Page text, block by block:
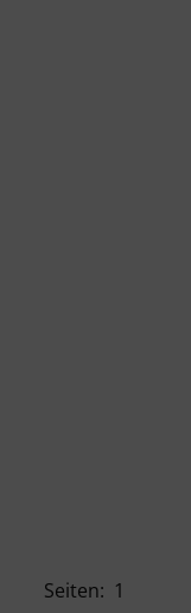
Seiten: 1